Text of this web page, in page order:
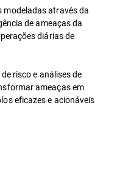
através da
de ameaças da
diárias de
risco e análises de
ameaças em
eficazes e acionáveis